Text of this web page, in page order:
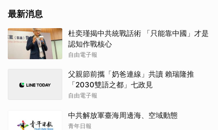
最新消息
杜奕瑾揭中共統戰話術 「只能靠中國」才是
認知作戰核心
自由電子報
父親節前攜「奶爸連線」共讀 賴瑞隆推
「2030雙語之都」七政見
自由電子報
中共解放軍臺海周邊海、空域動態
青年日報